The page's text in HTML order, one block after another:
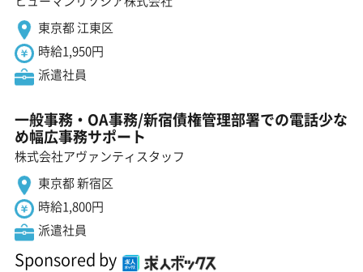
東京都 江東区
時給1,950円
派遣社員
一般事務・OA事務/新宿債権管理部署での電話少な
め幅広事務サポート
株式会社アヴァンティスタッフ
東京都 新宿区
時給1,800円
派遣社員
Sponsored by